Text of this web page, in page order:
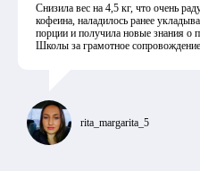
Снизила вес на 4,5 кг, что очень
кофеина, наладилось ранее
порции и получила новые знания о
Школы за грамотное
rita_margarita_5